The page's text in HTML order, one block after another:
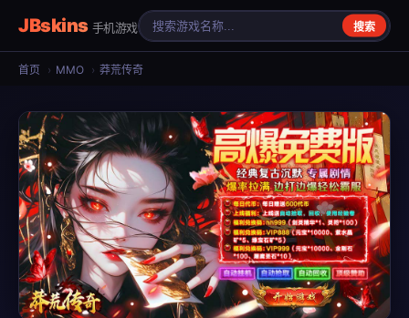
JBskins 手机游戏 搜索
首页 › MMO › 莽荒传奇